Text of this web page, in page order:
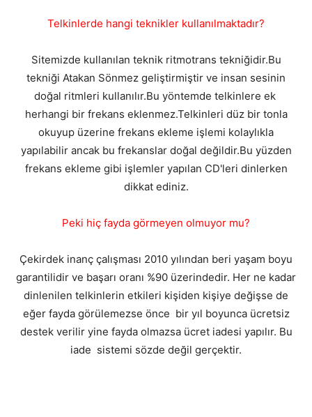
Telkinlerde hangi teknikler kullanılmaktadır?
Sitemizde kullanılan teknik ritmotrans tekniğidir.Bu
tekniği Atakan Sönmez geliştirmiştir ve insan sesinin
doğal ritmleri kullanılır.Bu yöntemde telkinlere ek
herhangi bir frekans eklenmez.Telkinleri düz bir tonla
okuyup üzerine frekans ekleme işlemi kolaylıkla
yapılabilir ancak bu frekanslar doğal değildir.Bu yüzden
frekans ekleme gibi işlemler yapılan CD'leri dinlerken
dikkat ediniz.
Peki hiç fayda görmeyen olmuyor mu?
Çekirdek inanç çalışması 2010 yılından beri yaşam boyu
garantilidir ve başarı oranı %90 üzerindedir. Her ne kadar
dinlenilen telkinlerin etkileri kişiden kişiye değişse de
eğer fayda görülemezse önce bir yıl boyunca ücretsiz
destek verilir yine fayda olmazsa ücret iadesi yapılır. Bu
iade sistemi sözde değil gerçektir.